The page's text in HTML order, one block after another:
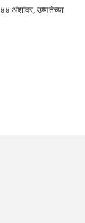
अंशांवर, उष्णतेच्या